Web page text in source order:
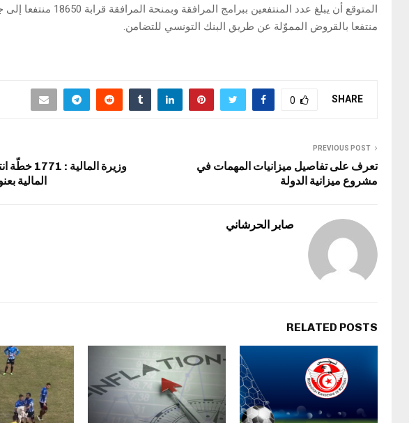
منتفعا بالقروض المموّلة عن طريق البنك التونسي للتضامن.
SHARE
0
PREVIOUS POST
تعرف على تفاصيل ميزانيات المهمات في
مشروع ميزانية الدولة
وزيرة
المالية
صابر الحرشاني
RELATED POSTS